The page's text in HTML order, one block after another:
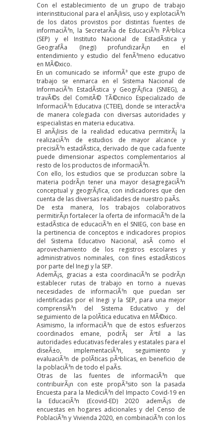
Con el establecimiento de un grupo de trabajo
interinstitucional para el anÃ¡lisis, uso y explotaciÃ³n
de los datos provistos por distintas fuentes de
informaciÃ³n, la SecretarÃ­a de EducaciÃ³n PÃºblica
(SEP) y el Instituto Nacional de EstadÃ­stica y
GeografÃ­a (Inegi) profundizarÃ¡n en el
entendimiento y estudio del fenÃ³meno educativo
en MÃ©xico.
En un comunicado se informÃ³ que este grupo de
trabajo se enmarca en el Sistema Nacional de
InformaciÃ³n EstadÃ­stica y GeogrÃ¡fica (SNIEG), a
travÃ©s del ComitÃ© TÃ©cnico Especializado de
InformaciÃ³n Educativa (CTEIE), donde se interactÃºa
de manera colegiada con diversas autoridades y
especialistas en materia educativa.
El anÃ¡lisis de la realidad educativa permitirÃ¡ la
realizaciÃ³n de estudios de mayor alcance y
precisiÃ³n estadÃ­stica, derivado de que cada fuente
puede dimensionar aspectos complementarios al
resto de los productos de informaciÃ³n.
Con ello, los estudios que se produzcan sobre la
materia podrÃ¡n tener una mayor desagregaciÃ³n
conceptual y geogrÃ¡fica, con indicadores que den
cuenta de las diversas realidades de nuestro paÃ­s.
De esta manera, los trabajos colaborativos
permitirÃ¡n fortalecer la oferta de informaciÃ³n de la
estadÃ­stica de educaciÃ³n en el SNIEG, con base en
la pertinencia de conceptos e indicadores propios
del Sistema Educativo Nacional, asÃ­ como el
aprovechamiento de los registros escolares y
administrativos nominales, con fines estadÃ­sticos
por parte del Inegi y la SEP.
AdemÃ¡s, gracias a esta coordinaciÃ³n se podrÃ¡n
establecer rutas de trabajo en torno a nuevas
necesidades de informaciÃ³n que puedan ser
identificadas por el Inegi y la SEP, para una mejor
comprensiÃ³n del Sistema Educativo y del
seguimiento de la polÃ­tica educativa en MÃ©xico.
Asimismo, la informaciÃ³n que de estos esfuerzos
coordinados emane, podrÃ¡ ser Ãºtil a las
autoridades educativas federales y estatales para el
diseÃ±o, implementaciÃ³n, seguimiento y
evaluaciÃ³n de polÃ­ticas pÃºblicas, en beneficio de
la poblaciÃ³n de todo el paÃ­s.
Otras de las fuentes de informaciÃ³n que
contribuirÃ¡n con este propÃ³sito son la pasada
Encuesta para la MediciÃ³n del Impacto Covid-19 en
la EducaciÃ³n (Ecovid-ED) 2020 ademÃ¡s de
encuestas en hogares adicionales y del Censo de
PoblaciÃ³n y Vivienda 2020, en combinaciÃ³n con los